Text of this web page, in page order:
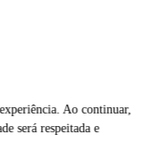
Ao continuar,
será respeitada e